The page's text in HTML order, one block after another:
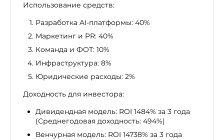
Использование средств:
Разработка AI-платформы: 40%
Маркетинг и PR: 40%
Команда и ФОТ: 10%
Инфраструктура: 8%
Юридические расходы: 2%
Доходность для инвестора:
Дивидендная модель: ROI 1484% за 3 года
(Среднегодовая доходность: 494%)
Венчурная модель: ROI 14738% за 3 года